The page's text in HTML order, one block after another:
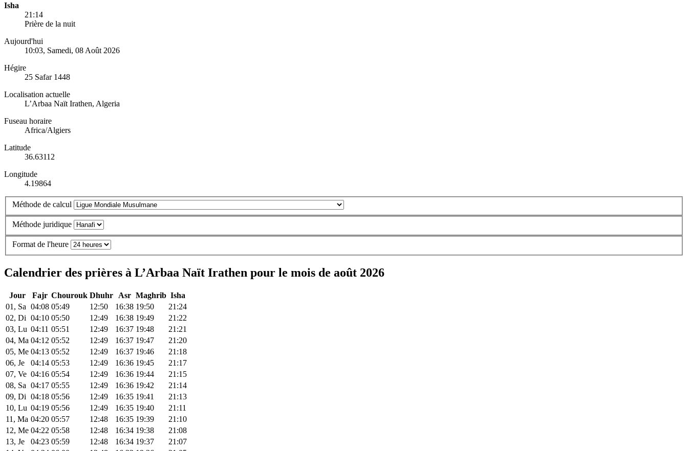
Isha
21:14
Prière de la nuit
Aujourd'hui
10:03, Samedi, 08 Août 2026
Hégire
25 Safar 1448
Localisation actuelle
L’Arbaa Naït Irathen, Algeria
Fuseau horaire
Africa/Algiers
Latitude
36.63112
Longitude
4.19864
Méthode de calcul
Méthode juridique
Format de l'heure
Calendrier des prières à L’Arbaa Naït Irathen pour le mois de août 2026
Jour Fajr Chourouk Dhuhr Asr Maghrib Isha
01, Sa 04:08 05:49 12:50 16:38 19:50
21:24
02, Di 04:10 05:50 12:49 16:38 19:49
21:22
03, Lu 04:11 05:51 12:49 16:37 19:48
21:21
04, Ma 04:12 05:52 12:49 16:37 19:47
21:20
05, Me 04:13 05:52 12:49 16:37 19:46
21:18
06, Je
04:14 05:53 12:49 16:36 19:45
21:17
07, Ve 04:16 05:54 12:49 16:36 19:44
21:15
08, Sa 04:17 05:55 12:49 16:36 19:42
21:14
09, Di 04:18 05:56 12:49 16:35 19:41
21:13
10, Lu 04:19 05:56 12:49 16:35 19:40
21:11
11, Ma 04:20 05:57 12:48 16:35 19:39
21:10
12, Me 04:22 05:58 12:48 16:34 19:38
21:08
13, Je
04:23 05:59 12:48 16:34 19:37
21:07